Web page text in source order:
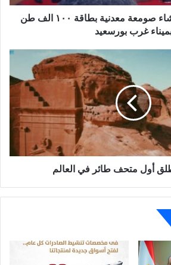
وضع حجر اساس انشاء صومعة معدنية بطاقة ١٠٠ الف طن
غرب بورسعيد
أول متحف طائر في العالم